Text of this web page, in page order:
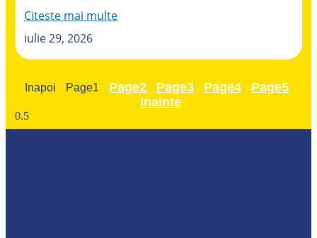
Citeste mai multe
iulie 29, 2026
Inapoi Page1 Page2 Page3 Page4 Page5
Inainte